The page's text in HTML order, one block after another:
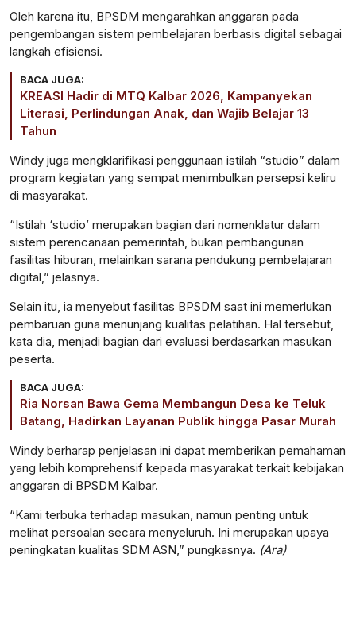
Oleh karena itu, BPSDM mengarahkan anggaran pada
pengembangan sistem pembelajaran berbasis digital sebagai
langkah efisiensi.
BACA JUGA:
KREASI Hadir di MTQ Kalbar 2026, Kampanyekan
Literasi, Perlindungan Anak, dan Wajib Belajar 13
Tahun
Windy juga mengklarifikasi penggunaan istilah “studio” dalam
program kegiatan yang sempat menimbulkan persepsi keliru
di masyarakat.
“Istilah ‘studio’ merupakan bagian dari nomenklatur dalam
sistem perencanaan pemerintah, bukan pembangunan
fasilitas hiburan, melainkan sarana pendukung pembelajaran
digital,” jelasnya.
Selain itu, ia menyebut fasilitas BPSDM saat ini memerlukan
pembaruan guna menunjang kualitas pelatihan. Hal tersebut,
kata dia, menjadi bagian dari evaluasi berdasarkan masukan
peserta.
BACA JUGA:
Ria Norsan Bawa Gema Membangun Desa ke Teluk
Batang, Hadirkan Layanan Publik hingga Pasar Murah
Windy berharap penjelasan ini dapat memberikan pemahaman
yang lebih komprehensif kepada masyarakat terkait kebijakan
anggaran di BPSDM Kalbar.
“Kami terbuka terhadap masukan, namun penting untuk
melihat persoalan secara menyeluruh. Ini merupakan upaya
peningkatan kualitas SDM ASN,” pungkasnya. (Ara)